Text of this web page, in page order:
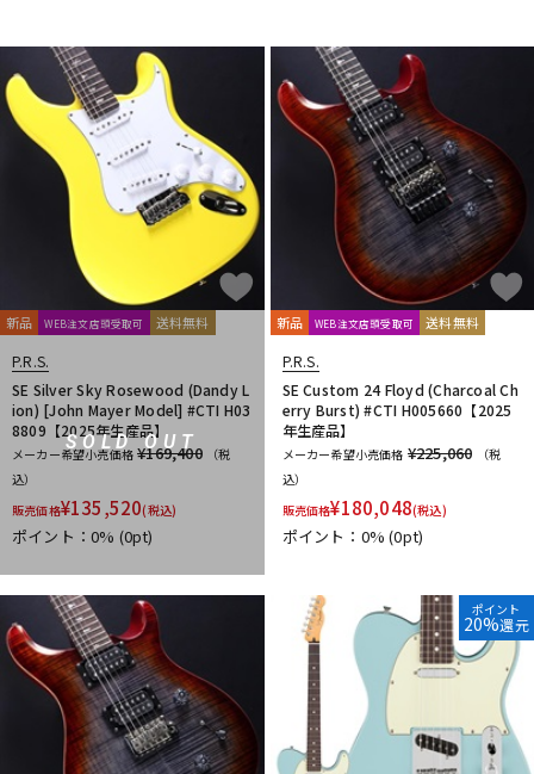
SOLD OUT
新品 WEB注文店頭受取可 送料無料
P.R.S.
SE Silver Sky Rosewood (Dandy L
ion) [John Mayer Model] #CTI H03
8809【2025年生産品】
メーカー希望小売価格 ¥169,400
（税
込）
販売価格¥135,520(税込)
ポイント：0% (0pt)
新品 WEB注文店頭受取可 送料無料
P.R.S.
SE Custom 24 Floyd (Charcoal Ch
erry Burst) #CTI H005660【2025
年生産品】
メーカー希望小売価格 ¥225,060
（税
込）
販売価格¥180,048(税込)
ポイント：0%(0pt)
ポイント
20%還元